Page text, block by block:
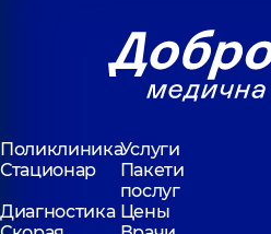
ПоликлиникаУслуги
Стационар
Пакети
послуг
Диагностика Цены